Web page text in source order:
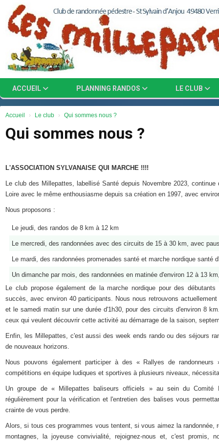
ACCUEIL PLANNING RANDOS LE CLUB
Accueil Le club Qui sommes nous ?
Qui sommes nous ?
L'ASSOCIATION SYLVANAISE QUI MARCHE !!!!
Le club des Millepattes, labellisé Santé depuis Novembre 2023,
Loire avec le même enthousiasme depuis sa création en 1997, avec
Nous proposons :
Le jeudi, des randos de 8 km à 12 km
Le mercredi, des randonnées avec des circuits de 15 à 30 km, avec
Le mardi, des randonnées promenades santé et marche nordique santé
Un dimanche par mois, des randonnées en matinée d'environ 12 à 13
Le club propose également de la marche nordique pour des
succès, avec environ 40 participants. Nous nous retrouvons
et le samedi matin sur une durée d'1h30, pour des circuits d'environ 8
ceux qui veulent découvrir cette activité au démarrage de la saison,
Enfin, les Millepattes, c'est aussi des week ends rando ou des séjours
de nouveaux horizons.
Nous pouvons également participer à des « Rallyes de
compétitions en équipe ludiques et sportives à plusieurs niveaux,
Un groupe de « Millepattes baliseurs officiels » au sein du Comité
régulièrement pour la vérification et l'entretien des balises vous
crainte de vous perdre.
Alors, si tous ces programmes vous tentent, si vous aimez la randonnée,
montagnes, la joyeuse convivialité, rejoignez-nous et, c'est promis,
Panneau de gestion des cookies